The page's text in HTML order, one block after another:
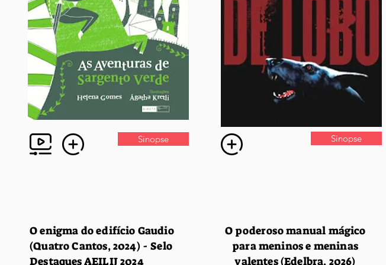
Sinopse Sinopse
O enigma do edifício Gaudio
(Quatro Cantos, 2024) - Selo
Destaques AEILIJ 2024
O poderoso manual mágico
para meninos e meninas
valentes (Edelbra, 2026)